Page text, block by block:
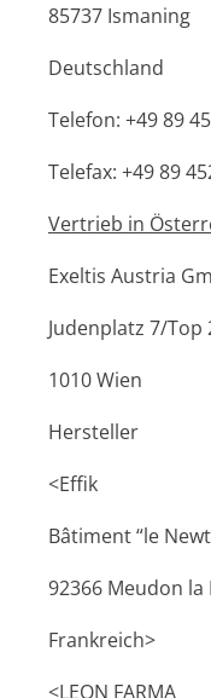
85737 Ismaning
Deutschland
Telefon: +49 89
Telefax: +49 89
Vertrieb in
Exeltis Austria
Judenplatz 7/Top
1010 Wien
Hersteller
<Effik
Bâtiment “le
92366 Meudon la
Frankreich>
<LEON FARMA